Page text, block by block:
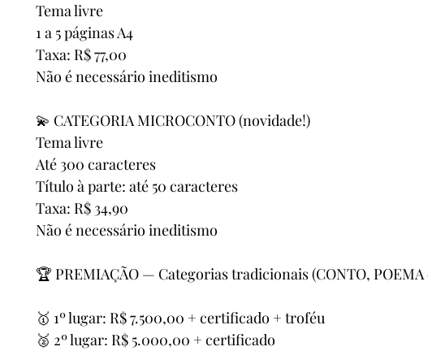
Tema livre
1 a 5 páginas A4
Taxa: R$ 77,00
Não é necessário ineditismo
💫 CATEGORIA MICROCONTO (novidade!)
Tema livre
Até 300 caracteres
Título à parte: até 50 caracteres
Taxa: R$ 34,90
Não é necessário ineditismo
🏆 PREMIAÇÃO — Categorias tradicionais (CONTO, POEMA
🥇 1º lugar: R$ 7.500,00 + certificado + troféu
🥈 2º lugar: R$ 5.000,00 + certificado